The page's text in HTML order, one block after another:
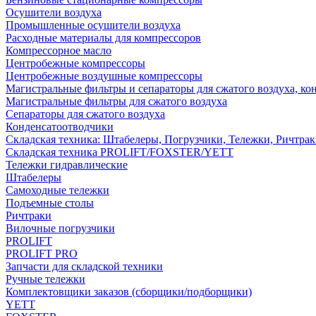
Осушители воздуха
Промышленные осушители воздуха
Расходные материалы для компрессоров
Компрессорное масло
Центробежные компрессоры
Центробежные воздушные компрессоры
Магистральные фильтры и сепараторы для сжатого воздуха,
Магистральные фильтры для сжатого воздуха
Сепараторы для сжатого воздуха
Конденсатоотводчики
Складская техника: Штабелеры, Погрузчики, Тележки,
Складская техника PROLIFT/FOXSTER/YETT
Тележки гидравлические
Штабелеры
Самоходные тележки
Подъемные столы
Ричтраки
Вилочные погрузчики
PROLIFT
PROLIFT PRO
Запчасти для складской техники
Ручные тележки
Комплектовщики заказов (сборщики/подборщики)
YETT